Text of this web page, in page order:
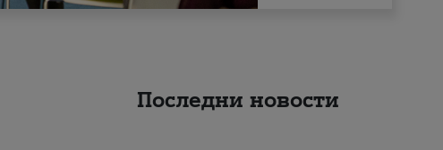
Последни новости